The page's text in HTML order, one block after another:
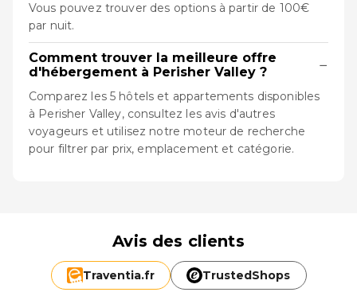
Vous pouvez trouver des options à partir de 100€
par nuit.
Comment trouver la meilleure offre
d'hébergement à Perisher Valley ?
−
Comparez les 5 hôtels et appartements disponibles
à Perisher Valley, consultez les avis d'autres
voyageurs et utilisez notre moteur de recherche
pour filtrer par prix, emplacement et catégorie.
Avis des clients
Traventia.fr TrustedShops